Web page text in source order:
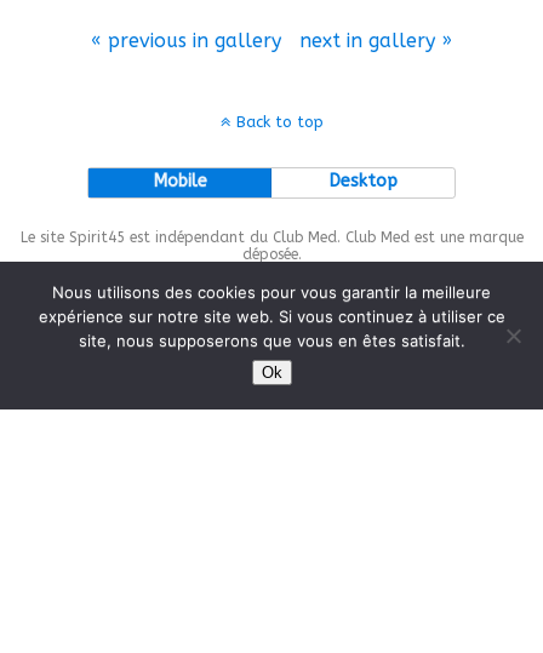
« previous in gallery next in gallery »
Back to top
Mobile Desktop
Le site Spirit45 est indépendant du Club Med. Club Med est une marque
déposée.
This site is protected bywp-copyrightpro.com
Nous utilisons des cookies pour vous garantir la meilleure
expérience sur notre site web. Si vous continuez à utiliser ce
site, nous supposerons que vous en êtes satisfait.
Ok